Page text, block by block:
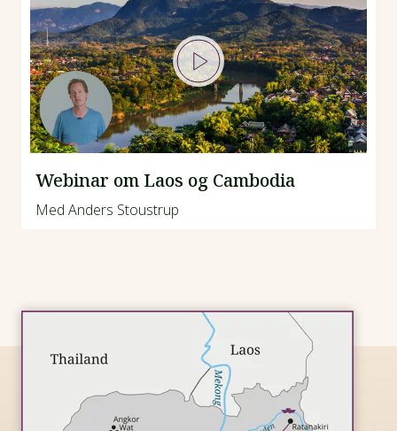
Webinar om Laos og Cambodia
Med Anders Stoustrup